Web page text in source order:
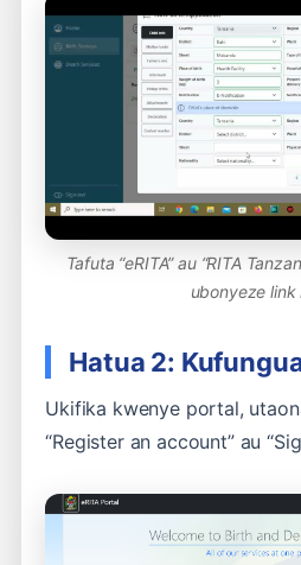
Tafuta “eRITA” au “RITA
ubonyeze link
Hatua 2:
Ukifika kwenye portal,
“Register an account” au